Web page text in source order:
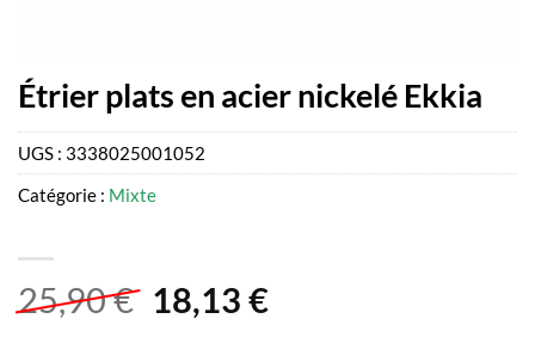
Étrier plats en acier nickelé Ekkia
25,90€ Le
18,13 €Le
UGS : 3338025001052
Catégorie : Mixte